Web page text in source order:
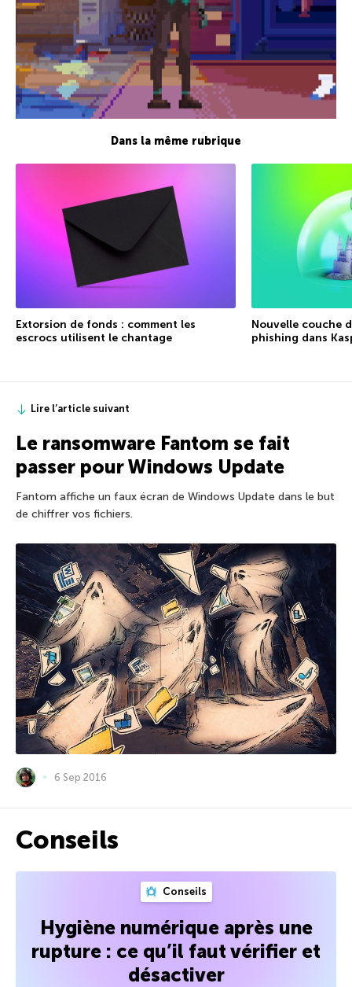
Dans la même rubrique
Extorsion de fonds : comment les
escrocs utilisent le chantage
Nouvelle couche
phishing dans
Lire l’article suivant
Le ransomware Fantom se fait
passer pour Windows Update
Fantom affiche un faux écran de Windows Update dans le but
de chiffrer vos fichiers.
6 Sep 2016
Conseils
Conseils
Hygiène numérique après une
rupture : ce qu’il faut vérifier et
désactiver